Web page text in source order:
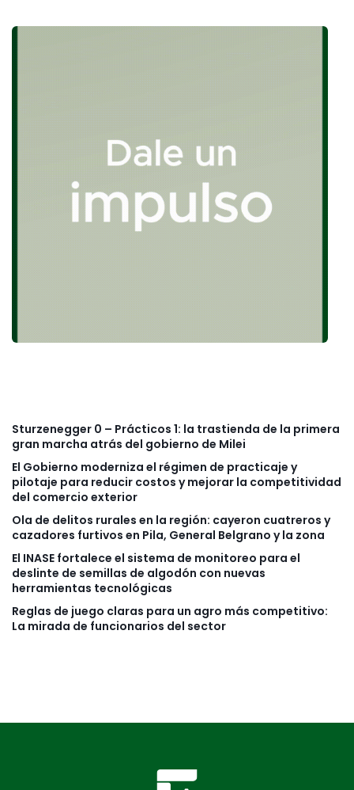
Sturzenegger 0 – Prácticos 1: la trastienda de la primera
gran marcha atrás del gobierno de Milei
El Gobierno moderniza el régimen de practicaje y
pilotaje para reducir costos y mejorar la competitividad
del comercio exterior
Ola de delitos rurales en la región: cayeron cuatreros y
cazadores furtivos en Pila, General Belgrano y la zona
El INASE fortalece el sistema de monitoreo para el
deslinte de semillas de algodón con nuevas
herramientas tecnológicas
Reglas de juego claras para un agro más competitivo:
La mirada de funcionarios del sector